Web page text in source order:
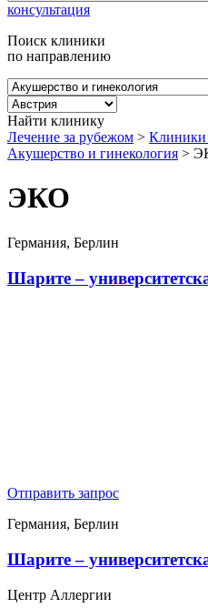
консультация
Поиск клиники
по направлению
Найти клинику
Лечение за рубежом > Клиники
Акушерство и гинекология >
ЭКО
Германия, Берлин
Шарите –
Отправить запрос
Германия, Берлин
Шарите –
Центр Аллергии